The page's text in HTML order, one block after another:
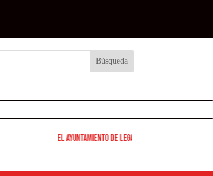
El Ayuntamiento de Leganés pone en marcha los